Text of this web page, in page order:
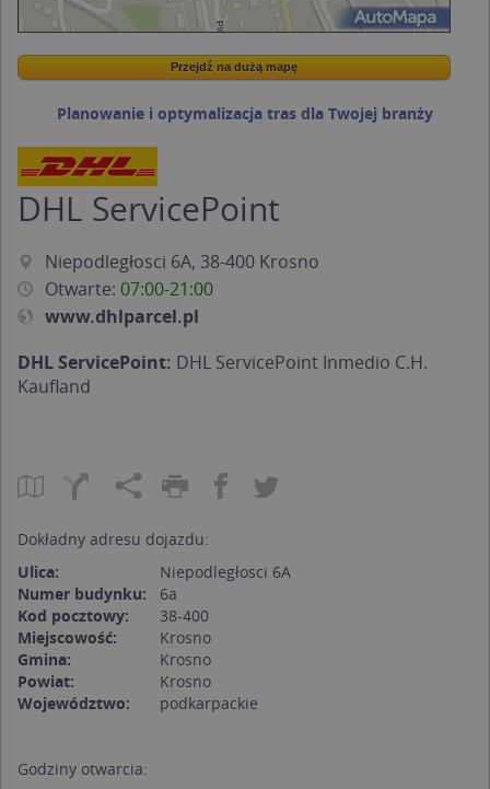
Wstaw tę mapkę na swoją stronę
Przejdź na dużą mapę
Przejdź na dużą mapę
Planowanie i optymalizacja tras dla Twojej branży
DHL ServicePoint
Niepodległosci 6A, 38-400 Krosno
Otwarte: 07:00-21:00
www.dhlparcel.pl
DHL ServicePoint: DHL ServicePoint Inmedio C.H.
Kaufland
Dokładny adresu dojazdu:
Ulica:
Niepodległosci 6A
Numer budynku:
6a
Kod pocztowy:
38-400
Miejscowość:
Krosno
Gmina:
Krosno
Powiat:
Krosno
Województwo:
podkarpackie
Godziny otwarcia: